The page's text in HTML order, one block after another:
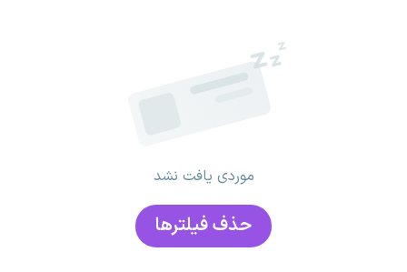
موردی یافت نشد
حذف فیلتر‌ها